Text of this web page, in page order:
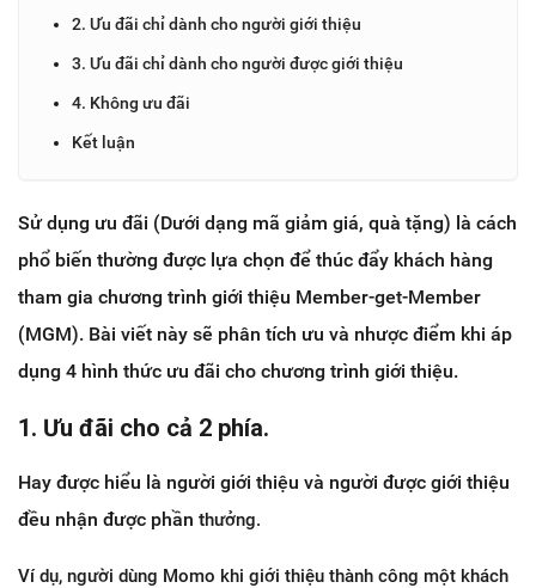
2. Ưu đãi chỉ dành cho người giới thiệu
3. Ưu đãi chỉ dành cho người được giới thiệu
4. Không ưu đãi
Kết luận
Sử dụng ưu đãi (Dưới dạng mã giảm giá, quà tặng) là cách
phổ biến thường được lựa chọn để thúc đẩy khách hàng
tham gia chương trình giới thiệu Member-get-Member
(MGM). Bài viết này sẽ phân tích ưu và nhược điểm khi áp
dụng 4 hình thức ưu đãi cho chương trình giới thiệu.
1. Ưu đãi cho cả 2 phía.
Hay được hiểu là người giới thiệu và người được giới thiệu
đều nhận được phần thưởng.
Ví dụ, người dùng Momo khi giới thiệu thành công một khách